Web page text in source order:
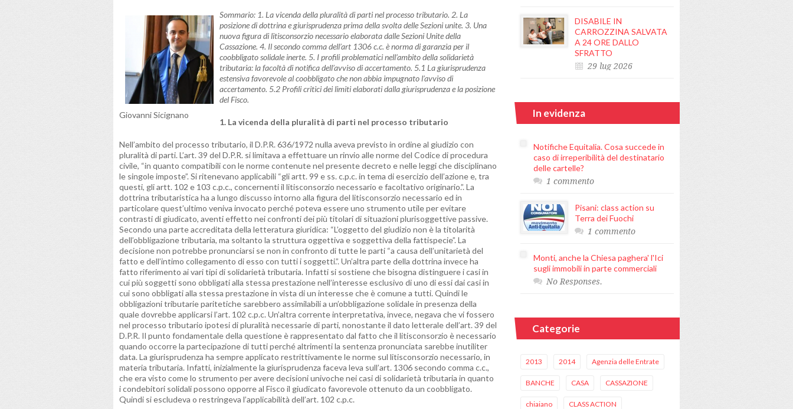
Giovanni Sicignano
Sommario: 1. La vicenda della pluralità di parti nel processo tributario. 2. La
posizione di dottrina e giurisprudenza prima della svolta delle Sezioni unite. 3. Una
nuova figura di litisconsorzio necessario elaborata dalle Sezioni Unite della
Cassazione. 4. Il secondo comma dell’art 1306 c.c. è norma di garanzia per il
coobbligato solidale inerte. 5. I profili problematici nell’ambito della solidarietà
tributaria: la facoltà di notifica dell’avviso di accertamento. 5.1 La giurisprudenza
estensiva favorevole al coobbligato che non abbia impugnato l’avviso di
accertamento. 5.2 Profili critici dei limiti elaborati dalla giurisprudenza e la posizione
del Fisco.
1. La vicenda della pluralità di parti nel processo tributario
Nell’ambito del processo tributario, il D.P.R. 636/1972 nulla aveva previsto in ordine al giudizio con
pluralità di parti. L’art. 39 del D.P.R. si limitava a effettuare un rinvio alle norme del Codice di procedura
civile, “in quanto compatibili con le norme contenute nel presente decreto e nelle leggi che disciplinano
le singole imposte”. Si ritenevano applicabili “gli artt. 99 e ss. c.p.c. in tema di esercizio dell’azione e, tra
questi, gli artt. 102 e 103 c.p.c., concernenti il litisconsorzio necessario e facoltativo originario.”. La
dottrina tributaristica ha a lungo discusso intorno alla figura del litisconsorzio necessario ed in
particolare quest’ultimo veniva invocato perché poteva essere uno strumento utile per evitare
contrasti di giudicato, aventi effetto nei confronti dei più titolari di situazioni plurisoggettive passive.
Secondo una parte accreditata della letteratura giuridica: “L’oggetto del giudizio non è la titolarità
dell’obbligazione tributaria, ma soltanto la struttura oggettiva e soggettiva della fattispecie”. La
decisione non potrebbe pronunciarsi se non in confronto di tutte le parti “a causa dell’unitarietà del
fatto e dell’intimo collegamento di esso con tutti i soggetti.”. Un’altra parte della dottrina invece ha
fatto riferimento ai vari tipi di solidarietà tributaria. Infatti si sostiene che bisogna distinguere i casi in
cui più soggetti sono obbligati alla stessa prestazione nell’interesse esclusivo di uno di essi dai casi in
cui sono obbligati alla stessa prestazione in vista di un interesse che è comune a tutti. Quindi le
obbligazioni tributarie paritetiche sarebbero assimilabili a un’obbligazione solidale in presenza della
quale dovrebbe applicarsi l’art. 102 c.p.c. Un’altra corrente interpretativa, invece, negava che vi fossero
nel processo tributario ipotesi di pluralità necessarie di parti, nonostante il dato letterale dell’art. 39 del
D.P.R. Il punto fondamentale della questione è rappresentato dal fatto che il litisconsorzio è necessario
quando occorre la partecipazione di tutti perché altrimenti la sentenza pronunciata sarebbe inutiliter
data. La giurisprudenza ha sempre applicato restrittivamente le norme sul litisconsorzio necessario, in
materia tributaria. Infatti, inizialmente la giurisprudenza faceva leva sull’art. 1306 secondo comma c.c.,
che era visto come lo strumento per avere decisioni univoche nei casi di solidarietà tributaria in quanto
i condebitori solidali possono opporre al Fisco il giudicato favorevole ottenuto da un coobbligato.
Quindi si escludeva o restringeva l’applicabilità dell’art. 102 c.p.c.
DISABILE IN
CARROZZINA SALVATA
A 24 ORE DALLO
SFRATTO
29 lug 2026
In evidenza
Notifiche Equitalia. Cosa succede in
caso di irreperibilità del destinatario
delle cartelle?
1 commento
Pisani: class action su
Terra dei Fuochi
1 commento
Monti, anche la Chiesa paghera' l'Ici
sugli immobili in parte commerciali
No Responses.
Categorie
2013 2014 Agenzia delle Entrate
BANCHE CASA CASSAZIONE
chiaiano CLASS ACTION